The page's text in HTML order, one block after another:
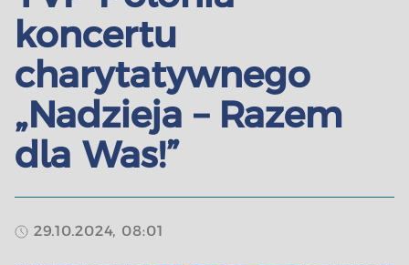
koncertu
charytatywnego
„Nadzieja – Razem
dla Was!”
29.10.2024, 08:01